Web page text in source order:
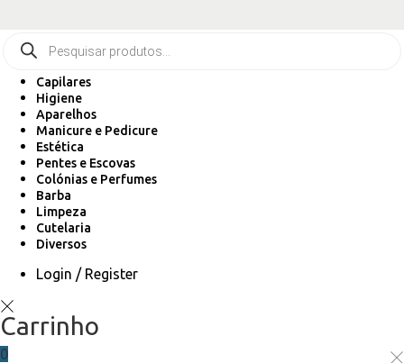
Capilares
Higiene
Aparelhos
Manicure e Pedicure
Estética
Pentes e Escovas
Colónias e Perfumes
Barba
Limpeza
Cutelaria
Diversos
Login / Register
Carrinho
0